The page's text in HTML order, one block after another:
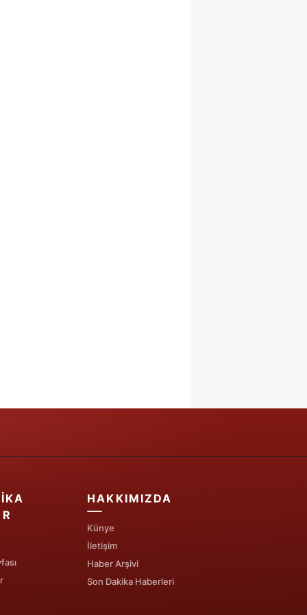
HAKKIMIZDA
Künye
İletişim
Haber Arşivi
Son Dakika Haberleri